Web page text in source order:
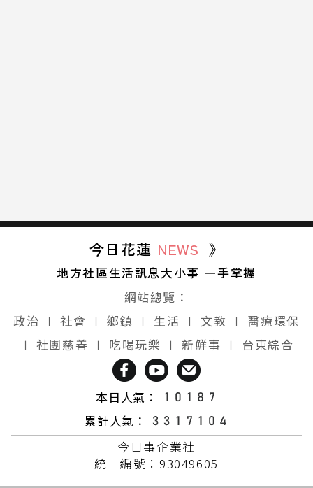
今日花蓮 NEWS 》
地方社區生活訊息大小事 一手掌握
網站總覽：
政治 ∣ 社會 ∣ 鄉鎮 ∣ 生活 ∣ 文教 ∣
醫療環保
∣ 社團慈善 ∣ 吃喝玩樂 ∣ 新鮮事 ∣ 台東綜合
本日人氣：
累計人氣：
今日事企業社
統一編號：93049605